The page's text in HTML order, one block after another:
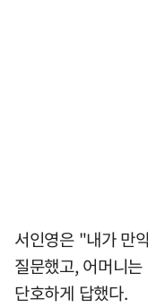
서인영은 "내가 만
질문했고, 어머니
단호하게 답했다.